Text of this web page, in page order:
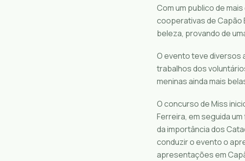
Com um publico de
cooperativas de Capão
beleza, provando de
O evento teve diversos
trabalhos dos
meninas ainda mais
O concurso de Miss
Ferreira, em seguida
da importância dos
conduzir o evento o
apresentações em